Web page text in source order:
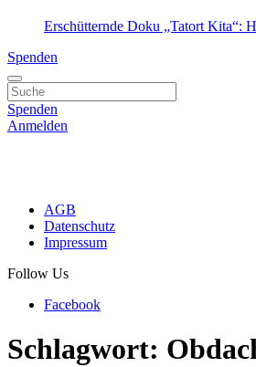
Erschütternde Doku „Tatort Kita“:
Spenden
Spenden
Anmelden
AGB
Datenschutz
Impressum
Follow Us
Facebook
Schlagwort: